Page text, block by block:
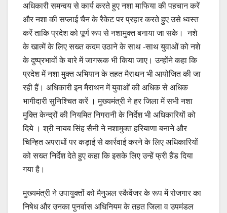
अधिकारी समन्वय से कार्य करते हुए नशा माफिया की पहचान करें
और नशा की सप्लाई चैन के रैकेट पर प्रहार करते हुए उसे ध्वस्त
करें ताकि प्रदेश को पूर्ण रूप से नशामुक्त बनाया जा सके। नशे
के खात्में के लिए सख्त कदम उठाने के साथ -साथ युवाओं को नशे
के दुष्प्रभावों के बारे में जागरूक भी किया जाए। उन्होंने कहा कि
प्रदेश में नशा मुक्त अभियान के तहत मैराथन भी आयोजित की जा
रही हैं। अधिकारी इन मैराथन में युवाओं की अधिक से अधिक
भागीदारी सुनिश्चित करें । मुख्यमंत्री ने हर जिला में सभी नशा
मुक्ति केन्द्रों की नियमित निगरानी के निर्देश भी अधिकारियों को
दिये । श्री नायब सिंह सैनी ने नशामुक्त हरियाणा बनाने और
चिन्हित अपराधों पर कड़ाई से कार्रवाई करने के लिए अधिकारियों
को सख्त निर्देश देते हुए कहा कि इसके लिए उन्हें फ्री हैंड दिया
गया है।
मुख्यमंत्री ने उपायुक्तों को मैनुअल स्कैवेंजर के रूप में रोजगार का
निषेध और उनका पुनर्वास अधिनियम के तहत जिला व उपमंडल